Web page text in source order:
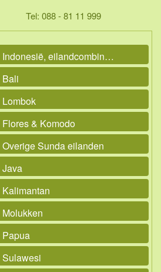
Tel: 088 - 81 11 999
Indonesië, eilandcombinaties
Bali
Lombok
Flores & Komodo
Overige Sunda eilanden
Java
Kalimantan
Molukken
Papua
Sulawesi